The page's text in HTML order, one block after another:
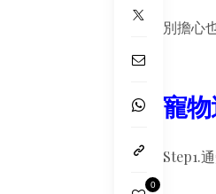
0
別擔心
寵
Step1.